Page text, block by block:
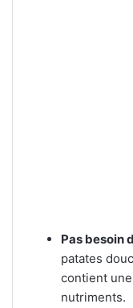
Pas besoin
patates
contient
nutriments.